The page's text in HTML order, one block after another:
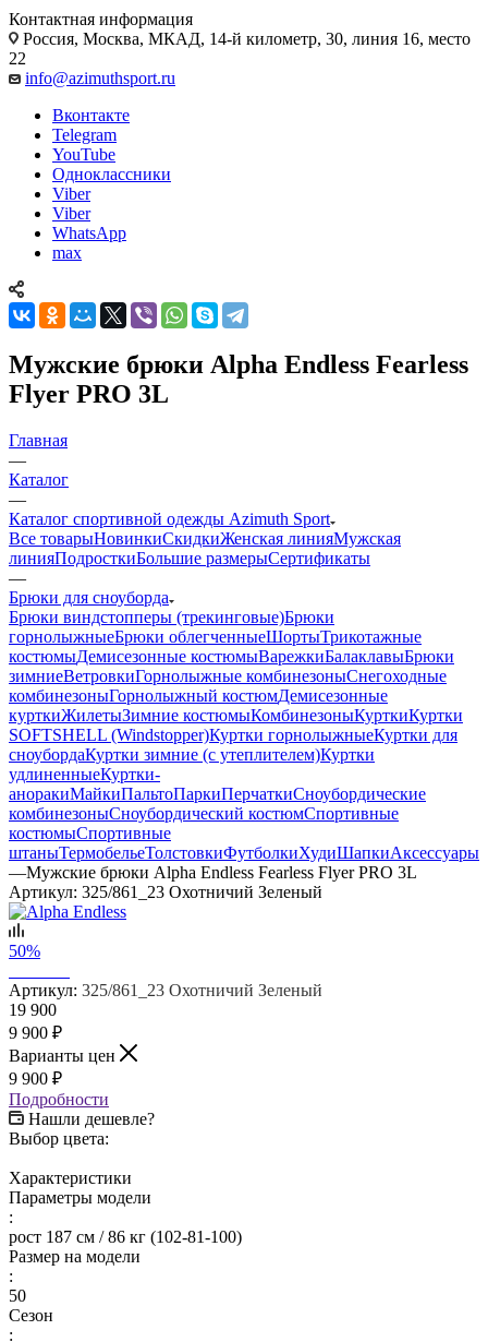
Контактная информация
Россия, Москва, МКАД, 14-й километр, 30, линия 16, место
22
info@azimuthsport.ru
Вконтакте
Telegram
YouTube
Одноклассники
Viber
Viber
WhatsApp
max
Мужские брюки Alpha Endless Fearless
Flyer PRO 3L
Главная
—
Каталог
—
Каталог спортивной одежды Azimuth Sport
Все товарыНовинкиСкидкиЖенская линияМужская
линияПодросткиБольшие размерыСертификаты
—
Брюки для сноуборда
Брюки виндстопперы (трекинговые)Брюки
горнолыжныеБрюки облегченныеШортыТрикотажные
костюмыДемисезонные костюмыВарежкиБалаклавыБрюки
зимниеВетровкиГорнолыжные комбинезоныСнегоходные
комбинезоныГорнолыжный костюмДемисезонные
курткиЖилетыЗимние костюмыКомбинезоныКурткиКуртки
SOFTSHELL (Windstopper)Куртки горнолыжныеКуртки для
сноубордаКуртки зимние (с утеплителем)Куртки
удлиненныеКуртки-
аноракиМайкиПальтоПаркиПерчаткиСноубордические
комбинезоныСноубордический костюмСпортивные
костюмыСпортивные
штаныТермобельеТолстовкиФутболкиХудиШапкиАксессуары
—Мужские брюки Alpha Endless Fearless Flyer PRO 3L
Артикул: 325/861_23 Охотничий Зеленый
50%
Артикул: 325/861_23 Охотничий Зеленый
19 900
9 900 ₽
Варианты цен
9 900 ₽
Подробности
Нашли дешевле?
Выбор цвета:
Характеристики
Параметры модели
:
рост 187 см / 86 кг (102-81-100)
Размер на модели
:
50
Сезон
: